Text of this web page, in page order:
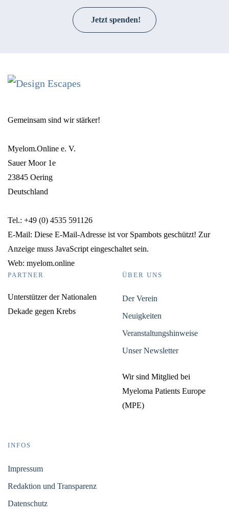
Jetzt spenden!
Gemeinsam sind wir stärker!
Myelom.Online e. V.
Sauer Moor 1e
23845 Oering
Deutschland
Tel.: +49 (0) 4535 591126
E-Mail: Diese E-Mail-Adresse ist vor Spambots geschützt! Zur
Anzeige muss JavaScript eingeschaltet sein.
Web: myelom.online
PARTNER
Unterstützer der Nationalen
Dekade gegen Krebs
ÜBER UNS
Der Verein
Neuigkeiten
Veranstaltungshinweise
Unser Newsletter
Wir sind Mitglied bei
Myeloma Patients Europe
(MPE)
INFOS
Impressum
Redaktion und Transparenz
Datenschutz